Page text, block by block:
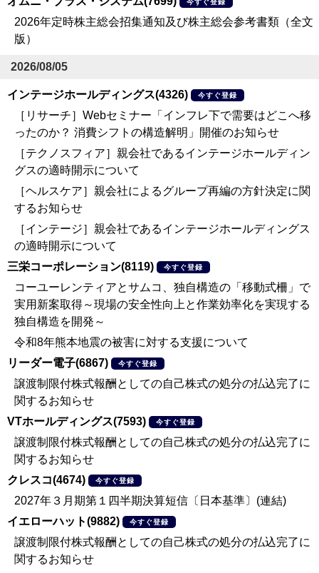
今すぐ登録
2026年定時株主総会招集通知及び株主総会参考書類（全文
版）
2026/08/05
インテージホールディングス(4326) 今すぐ登録
［リサーチ］Webセミナー「インフレ下で需要はどこへ移
ったのか？ 消費シフトの構造解明」開催のお知らせ
［テクノスフィア］親会社であるインテージホールディン
グスの適時開示について
［ヘルスケア］親会社によるグループ再編の方針決定に関
するお知らせ
［インテージ］親会社であるインテージホールディングス
の適時開示について
三栄コーポレーション(8119)
今すぐ登録
コーユーレンティアとサムコ、独自構造の「移動式柵」で
実用新案取得～現場の安全性向上と作業効率化を実現する
独自構造を開発～
令和8年熊本地震の被害に対する支援について
リーダー電子(6867)
今すぐ登録
譲渡制限付株式報酬としての自己株式の処分の払込完了に
関するお知らせ
VTホールディングス(7593)
今すぐ登録
譲渡制限付株式報酬としての自己株式の処分の払込完了に
関するお知らせ
クレスコ(4674)
今すぐ登録
2027年３月期第１四半期決算短信〔日本基準〕(連結)
イエローハット(9882)
今すぐ登録
譲渡制限付株式報酬としての自己株式の処分の払込完了に
関するお知らせ